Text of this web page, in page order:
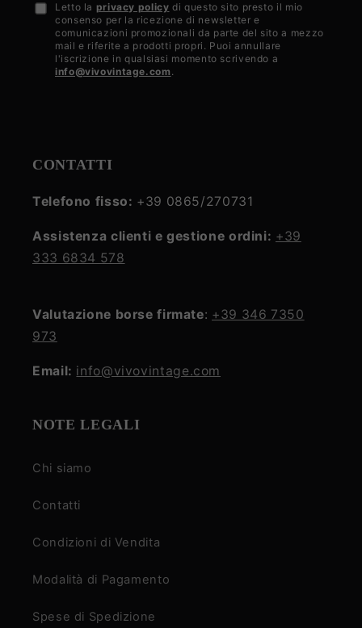
Accetto
privacy
policy
Letto la privacy policy di questo sito presto il mio
consenso per la ricezione di newsletter e
comunicazioni promozionali da parte del sito a mezzo
mail e riferite a prodotti propri. Puoi annullare
l'iscrizione in qualsiasi momento scrivendo a
info@vivovintage.com .
CONTATTI
Telefono fisso: +39 0865/270731
Assistenza clienti e gestione ordini: +39
333 6834 578
Valutazione borse firmate: +39 346 7350
973
Email: info@vivovintage.com
NOTE LEGALI
Chi siamo
Contatti
Condizioni di Vendita
Modalità di Pagamento
Spese di Spedizione